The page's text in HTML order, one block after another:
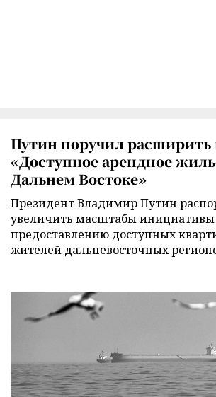
Путин поручил расширить
«Доступное арендное
Дальнем Востоке»
Президент Владимир Путин
увеличить масштабы
предоставлению доступных
жителей дальневосточных